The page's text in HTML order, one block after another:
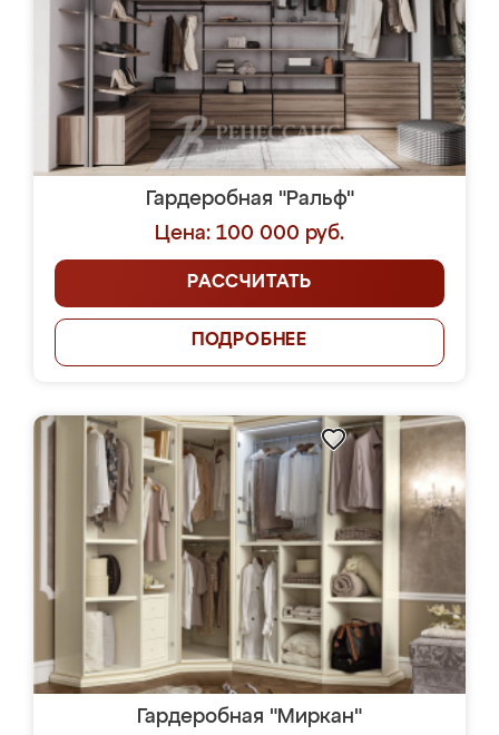
Гардеробная "Ральф"
Цена: 100 000 руб.
РАССЧИТАТЬ
ПОДРОБНЕЕ
Гардеробная "Миркан"